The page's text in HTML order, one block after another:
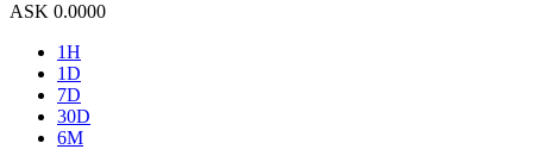
ASK 0.0000
1H
1D
7D
30D
6M